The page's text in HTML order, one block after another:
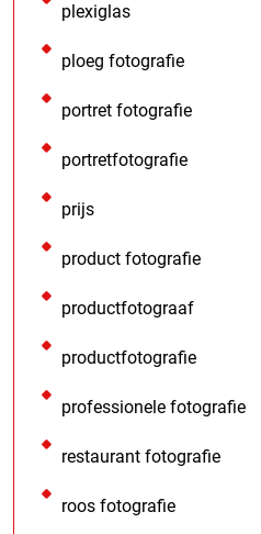
plexiglas
ploeg fotografie
portret fotografie
portretfotografie
prijs
product fotografie
productfotograaf
productfotografie
professionele fotografie
restaurant fotografie
roos fotografie